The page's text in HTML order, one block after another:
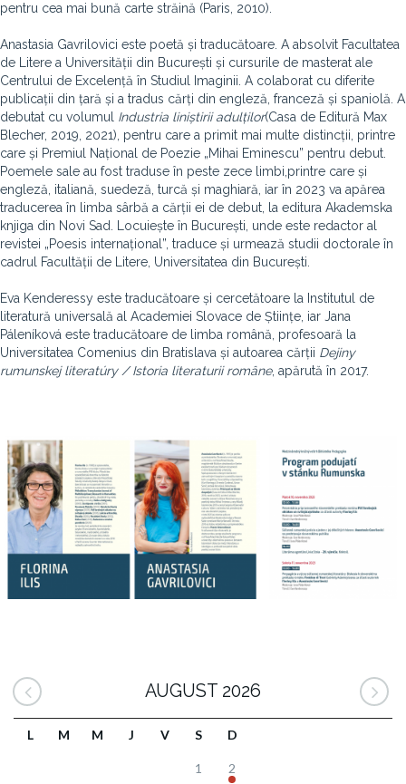
pentru cea mai bună carte străină (Paris, 2010).
Anastasia Gavrilovici este poetă și traducătoare. A absolvit Facultatea
de Litere a Universității din București și cursurile de masterat ale
Centrului de Excelență în Studiul Imaginii. A colaborat cu diferite
publicații din țară și a tradus cărți din engleză, franceză și spaniolă. A
debutat cu volumul Industria liniștirii adulților(Casa de Editură Max
Blecher, 2019, 2021), pentru care a primit mai multe distincții, printre
care și Premiul Național de Poezie „Mihai Eminescu” pentru debut.
Poemele sale au fost traduse în peste zece limbi,printre care și
engleză, italiană, suedeză, turcă și maghiară, iar în 2023 va apărea
traducerea în limba sârbă a cărții ei de debut, la editura Akademska
knjiga din Novi Sad. Locuiește în București, unde este redactor al
revistei „Poesis internațional”, traduce și urmează studii doctorale în
cadrul Facultății de Litere, Universitatea din București.
Eva Kenderessy este traducătoare și cercetătoare la Institutul de
literatură universală al Academiei Slovace de Științe, iar Jana
Páleníková este traducătoare de limba română, profesoară la
Universitatea Comenius din Bratislava și autoarea cărții Dejiny
rumunskej literatúry / Istoria literaturii române, apărută în 2017.
AUGUST 2026
L M M J V S D
1 2